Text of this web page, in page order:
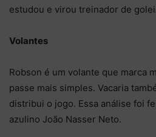
estudou e virou treinador de
Volantes
Robson é um volante que marca
passe mais simples. Vacaria
distribui o jogo. Essa análise foi
azulino João Nasser Neto.